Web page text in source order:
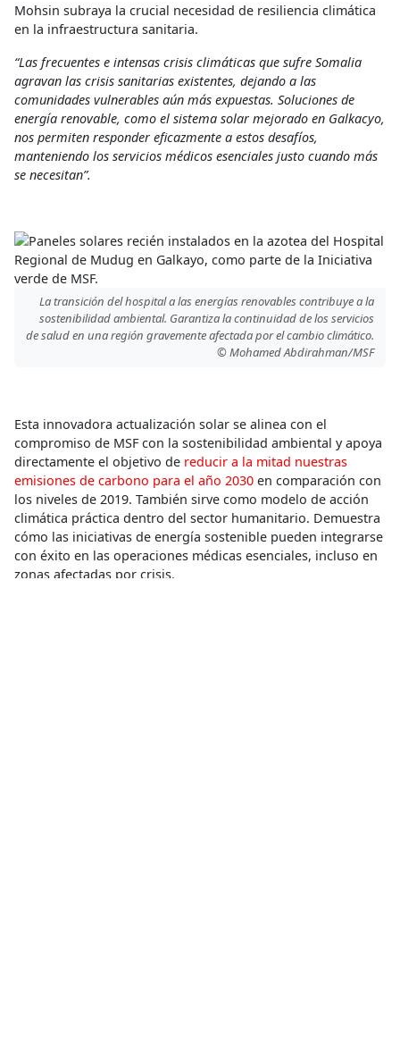
Mohsin subraya la crucial necesidad de resiliencia climática
en la infraestructura sanitaria.
“Las frecuentes e intensas crisis climáticas que sufre Somalia
agravan las crisis sanitarias existentes, dejando a las
comunidades vulnerables aún más expuestas. Soluciones de
energía renovable, como el sistema solar mejorado en Galkacyo,
nos permiten responder eficazmente a estos desafíos,
manteniendo los servicios médicos esenciales justo cuando más
se necesitan”.
La transición del hospital a las energías renovables contribuye a la
sostenibilidad ambiental. Garantiza la continuidad de los servicios
de salud en una región gravemente afectada por el cambio climático.
© Mohamed Abdirahman/MSF
Esta innovadora actualización solar se alinea con el
compromiso de MSF con la sostenibilidad ambiental y apoya
directamente el objetivo de reducir a la mitad nuestras
emisiones de carbono para el año 2030 en comparación con
los niveles de 2019. También sirve como modelo de acción
climática práctica dentro del sector humanitario. Demuestra
cómo las iniciativas de energía sostenible pueden integrarse
con éxito en las operaciones médicas esenciales, incluso en
zonas afectadas por crisis.